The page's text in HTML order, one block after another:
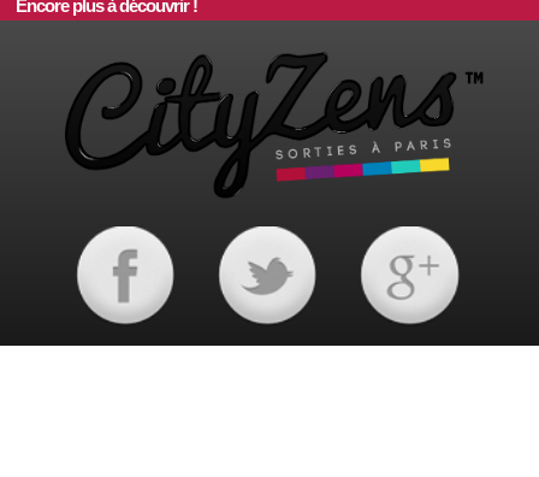
Encore plus à découvrir !